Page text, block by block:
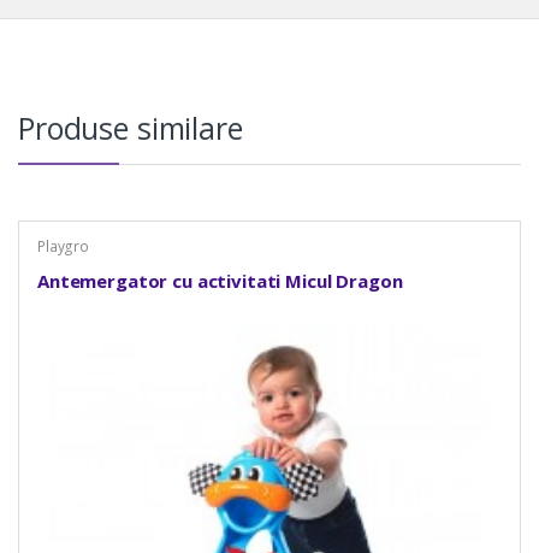
Produse similare
Playgro
Antemergator cu activitati Micul Dragon